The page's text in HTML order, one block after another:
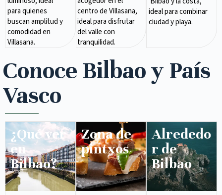
para quienes
buscan amplitud y
comodidad en
Villasana.
centro de Villasana,
ideal para disfrutar
del valle con
tranquilidad.
ideal para combinar
ciudad y playa.
Conoce Bilbao y País
Vasco
¿Qué ver
en
Bilbao?
Zona de
pintxos​
Alrededo
r de
Bilbao